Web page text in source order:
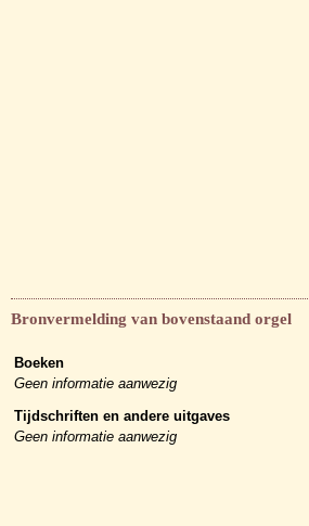
Bronvermelding van bovenstaand orgel
Boeken
Geen informatie aanwezig
Tijdschriften en andere uitgaves
Geen informatie aanwezig